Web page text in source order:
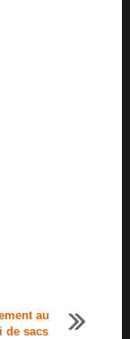
au
de sacs